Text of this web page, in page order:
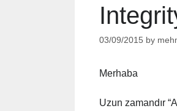
03/09/2015 by
Merhaba
Uzun zamandır